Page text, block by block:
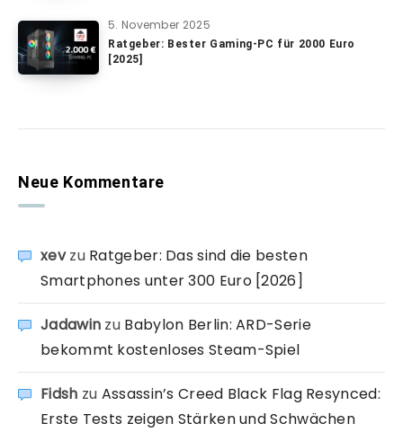
5. November 2025
Ratgeber: Bester Gaming-PC für 2000 Euro
[2025]
Neue Kommentare
xevzu Ratgeber: Das sind die besten
Smartphones unter 300 Euro [2026]
Jadawin zu Babylon Berlin: ARD-Serie
bekommt kostenloses Steam-Spiel
Fidsh zu Assassin’s Creed Black Flag Resynced:
Erste Tests zeigen Stärken und Schwächen